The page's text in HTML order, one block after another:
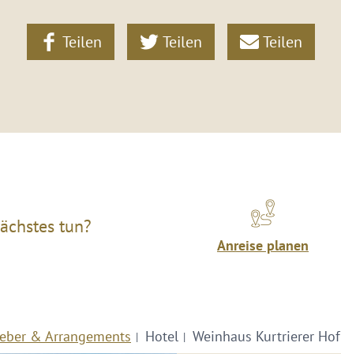
Teilen Teilen Teilen
tun?
Anreise planen
& Arrangements Hotel Weinhaus Kurtrierer Hof